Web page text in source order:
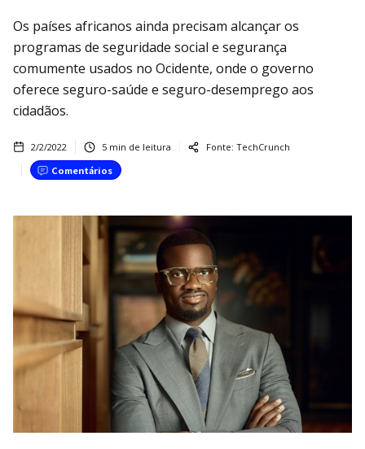
Os países africanos ainda precisam alcançar os
programas de seguridade social e segurança
comumente usados ​​no Ocidente, onde o governo
oferece seguro-saúde e seguro-desemprego aos
cidadãos.
2/2/2022 5 min de leitura Fonte: TechCrunch
Comentários